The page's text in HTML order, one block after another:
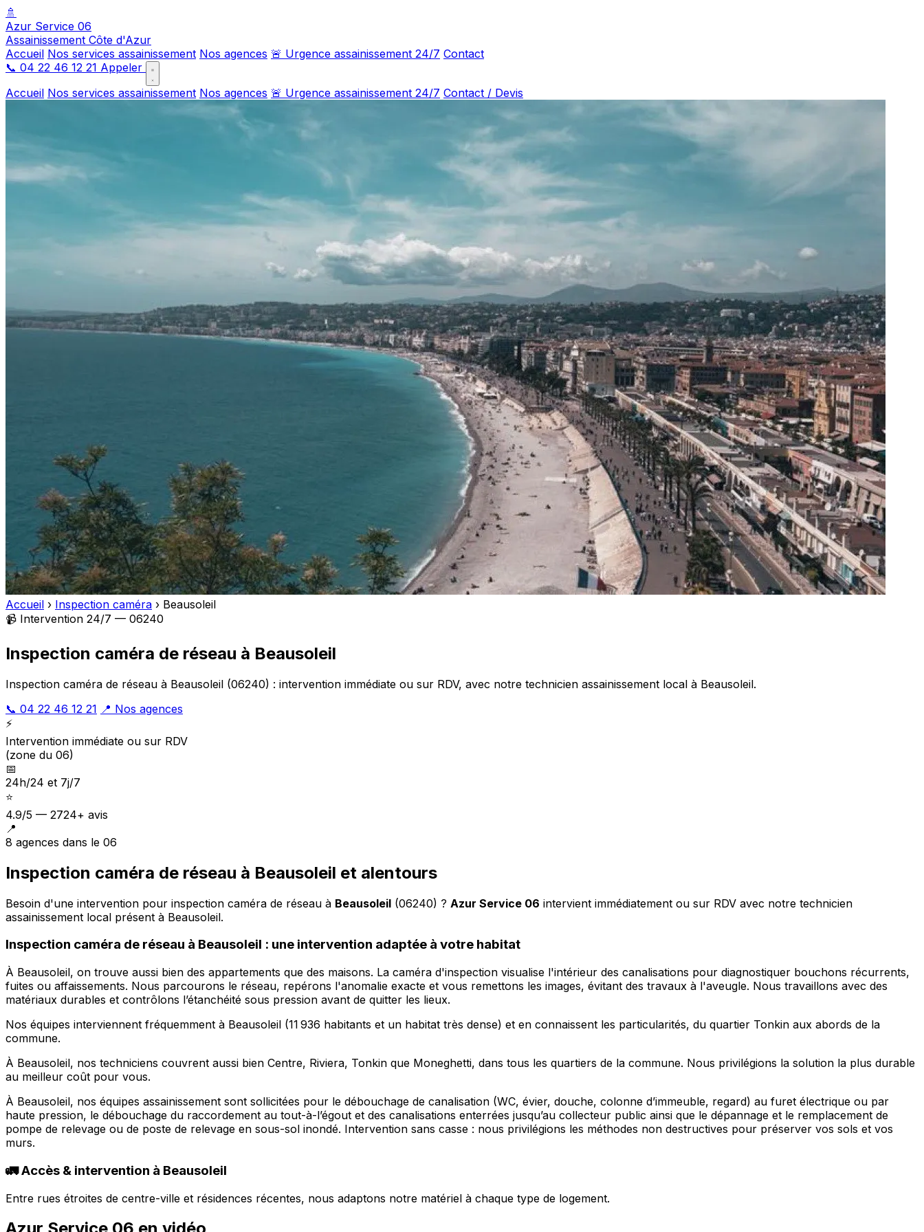
🚿
Azur Service 06
Assainissement Côte d'Azur
Accueil Nos services assainissement Nos agences 🚨 Urgence assainissement 24/7 Contact
📞 04 22 46 12 21 Appeler
Accueil Nos services assainissement Nos agences 🚨 Urgence assainissement 24/7 Contact / Devis
Accueil › Inspection caméra › Beausoleil
📹 Intervention 24/7 — 06240
Inspection caméra de réseau à Beausoleil
Inspection caméra de réseau à Beausoleil (06240) : intervention immédiate ou sur RDV, avec notre technicien assainissement local à Beausoleil.
📞 04 22 46 12 21 📍 Nos agences
⚡
Intervention immédiate ou sur RDV
(zone du 06)
📅
24h/24 et 7j/7
⭐
4.9/5 — 2724+ avis
📍
8 agences dans le 06
Inspection caméra de réseau à Beausoleil et alentours
Besoin d'une intervention pour inspection caméra de réseau à Beausoleil (06240) ? Azur Service 06 intervient immédiatement ou sur RDV avec notre technicien
assainissement local présent à Beausoleil.
Inspection caméra de réseau à Beausoleil : une intervention adaptée à votre habitat
À Beausoleil, on trouve aussi bien des appartements que des maisons. La caméra d'inspection visualise l'intérieur des canalisations pour diagnostiquer bouchons récurrents,
fuites ou affaissements. Nous parcourons le réseau, repérons l'anomalie exacte et vous remettons les images, évitant des travaux à l'aveugle. Nous travaillons avec des
matériaux durables et contrôlons l’étanchéité sous pression avant de quitter les lieux.
Nos équipes interviennent fréquemment à Beausoleil (11 936 habitants et un habitat très dense) et en connaissent les particularités, du quartier Tonkin aux abords de la
commune.
À Beausoleil, nos techniciens couvrent aussi bien Centre, Riviera, Tonkin que Moneghetti, dans tous les quartiers de la commune. Nous privilégions la solution la plus durable
au meilleur coût pour vous.
À Beausoleil, nos équipes assainissement sont sollicitées pour le débouchage de canalisation (WC, évier, douche, colonne d’immeuble, regard) au furet électrique ou par
haute pression, le débouchage du raccordement au tout-à-l’égout et des canalisations enterrées jusqu’au collecteur public ainsi que le dépannage et le remplacement de
pompe de relevage ou de poste de relevage en sous-sol inondé. Intervention sans casse : nous privilégions les méthodes non destructives pour préserver vos sols et vos
murs.
🚛 Accès & intervention à Beausoleil
Entre rues étroites de centre-ville et résidences récentes, nous adaptons notre matériel à chaque type de logement.